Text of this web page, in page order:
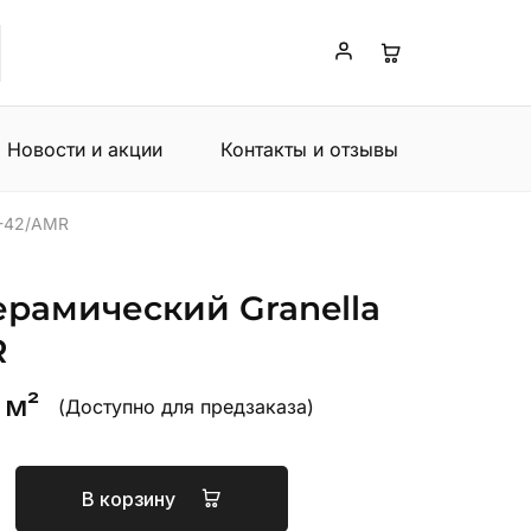
Новости и акции Контакты и отзывы
42/AMR
Granella
(Доступно для предзаказа)
В корзину